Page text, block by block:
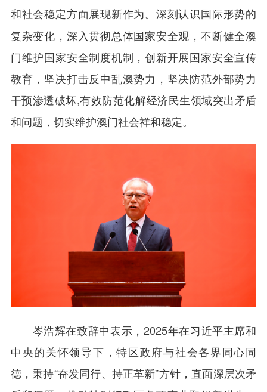
和社会稳定方面展现新作为。 深刻认识国际形势的
复杂变化，深入贯彻总体国家安全观，不断健全澳
门维护国家安全制度机制，创新开展国家安全宣传
教育，坚决打击反中乱澳势力，坚决防范外部势力
干预渗透破坏,有效防范化解经济民生领域突出矛盾
和问题，切实维护澳门社会祥和稳定。
岑浩辉在致辞中表示，2025年在习近平主席和
中央的关怀领导下，特区政府与社会各界同心同
德，秉持“奋发同行、持正革新”方针，直面深层次矛